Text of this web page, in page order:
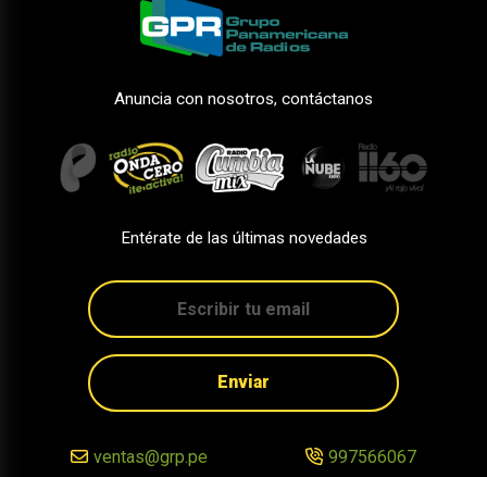
Anuncia con nosotros, contáctanos
Entérate de las últimas novedades
Enviar
ventas@grp.pe 997566067